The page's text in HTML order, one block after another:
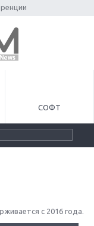
СОФТ
с 2016 года.